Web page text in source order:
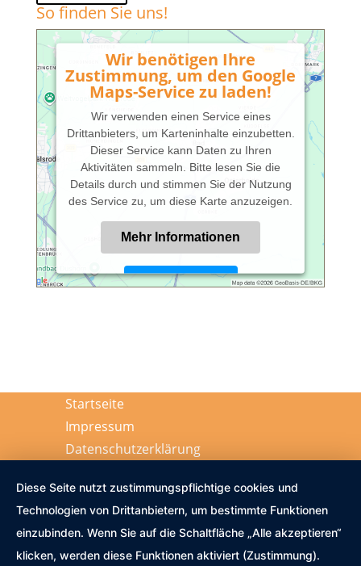
So finden Sie uns!
Wir benötigen Ihre
Zustimmung, um den Google
Maps-Service zu laden!
Wir verwenden einen Service eines
Drittanbieters, um Karteninhalte einzubetten.
Dieser Service kann Daten zu Ihren
Aktivitäten sammeln. Bitte lesen Sie die
Details durch und stimmen Sie der Nutzung
des Service zu, um diese Karte anzuzeigen.
Mehr Informationen
Akzeptieren
Startseite
Impressum
Datenschutzerklärung
Diese Seite nutzt zustimmungspflichtige cookies und
Technologien von Drittanbietern, um bestimmte Funktionen
einzubinden. Wenn Sie auf die Schaltfläche „Alle akzeptieren“
klicken, werden diese Funktionen aktiviert (Zustimmung).